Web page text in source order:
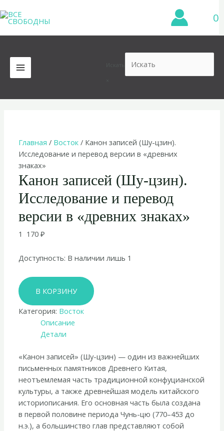
к
содержимому
0
MAIN
MENU
Главная / Восток / Канон записей (Шу-цзин).
Исследование и перевод версии в «древних
знаках»
Канон записей (Шу-цзин).
Исследование и перевод
версии в «древних знаках»
1 170₽
Доступность: В наличии лишь 1
Количество
товара
Канон
записей
и
перевод
версии
в
«древних
знаках»
В КОРЗИНУ
Категория: Восток
Описание
Детали
«Канон записей» (Шу-цзин) — один из важнейших
письменных памятников Древнего Китая,
неотъемлемая часть традиционной конфуцианской
культуры, а также древнейшая модель китайского
историописания. Его основная часть была создана
в первой половине периода Чунь-цю (770–453 до
н.э.), а большинство глав представляют собой